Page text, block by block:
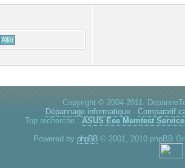
Copyright © 2004-2011.
Dépannage informatique -Comparatif
Top recherche : ASUS Eee Memtest
Powered by phpBB © 2001, 2010 phpBB